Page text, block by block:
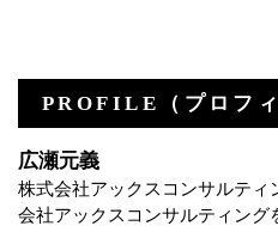
PROFILE（プロフィ
広瀬元義
株式会社アックスコンサルティ
会社アックスコンサルティング